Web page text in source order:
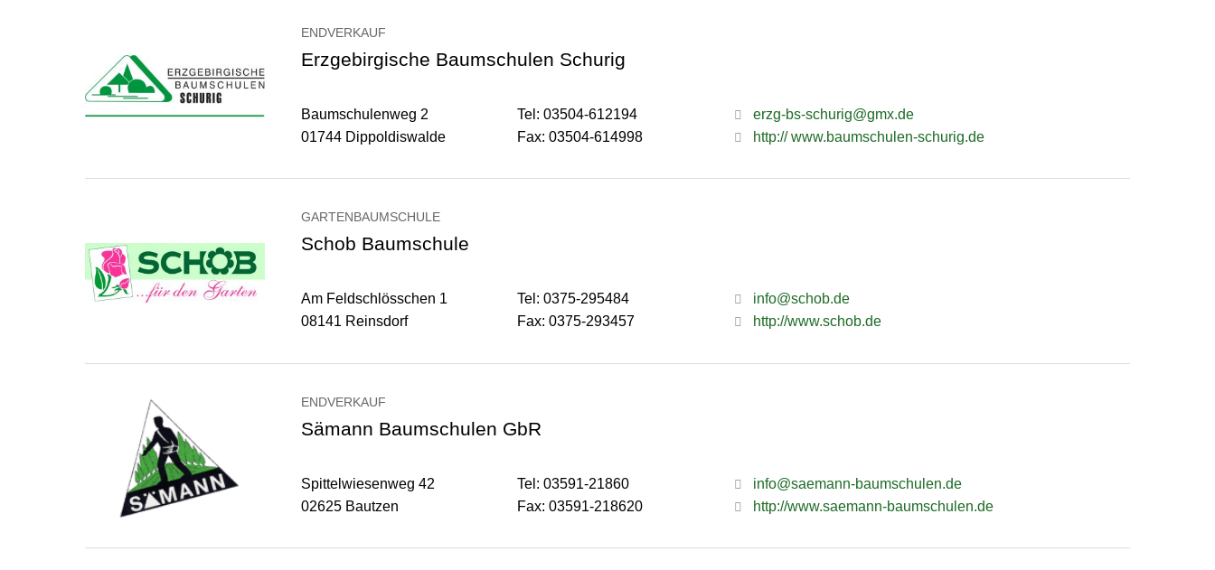
ENDVERKAUF
Erzgebirgische Baumschulen Schurig
Baumschulenweg 2
01744 Dippoldiswalde
Tel: 03504-612194
Fax: 03504-614998
erzg-bs-schurig@gmx.de
http:// www.baumschulen-schurig.de
GARTENBAUMSCHULE
Schob Baumschule
Am Feldschlösschen 1
08141 Reinsdorf
Tel: 0375-295484
Fax: 0375-293457
info@schob.de
http://www.schob.de
ENDVERKAUF
Sämann Baumschulen GbR
Spittelwiesenweg 42
02625 Bautzen
Tel: 03591-21860
Fax: 03591-218620
info@saemann-baumschulen.de
http://www.saemann-baumschulen.de